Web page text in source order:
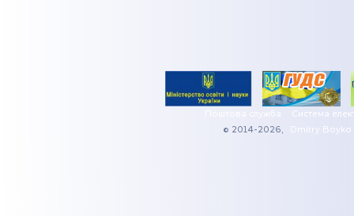
Поштова служба
Система
© 2014-2026,
Dmitry Boyko